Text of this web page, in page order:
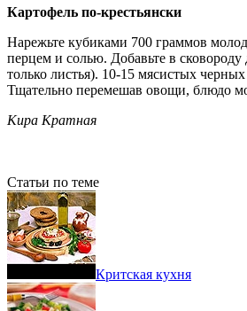
Картофель по-крестьянски
Нарежьте кубиками 700 граммов
перцем и солью. Добавьте в
только листья). 10-15 мясистых
Тщательно перемешав овощи, блюдо
Кира Кратная
Статьи по теме
Критская кухня